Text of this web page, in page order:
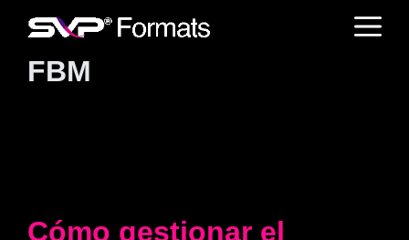
FBM
Cómo gestionar el